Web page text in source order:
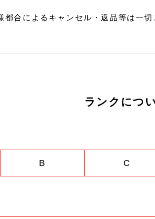
都合によるキャンセル・返品等は一
ランクにつ
B C